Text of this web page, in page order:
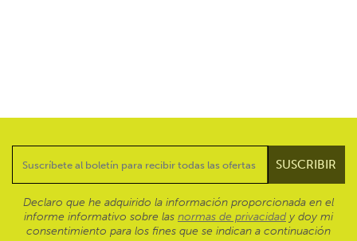
Declaro que he adquirido la información proporcionada en el
informe informativo sobre las normas de privacidad y doy mi
consentimiento para los fines que se indican a continuación